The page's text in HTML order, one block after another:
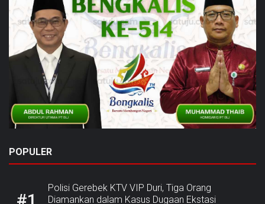
POPULER
Polisi Gerebek KTV VIP Duri, Tiga Orang
Diamankan dalam Kasus Dugaan Ekstasi